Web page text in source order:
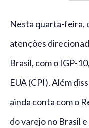
Nesta quarta-feira,
atenções
Brasil, com o IGP-
EUA (CPI). Além
ainda conta com o
do varejo no Brasil